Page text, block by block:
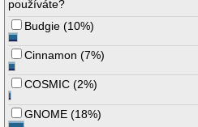
používáte?
Budgie (10%)
Cinnamon (7%)
COSMIC (2%)
GNOME (18%)